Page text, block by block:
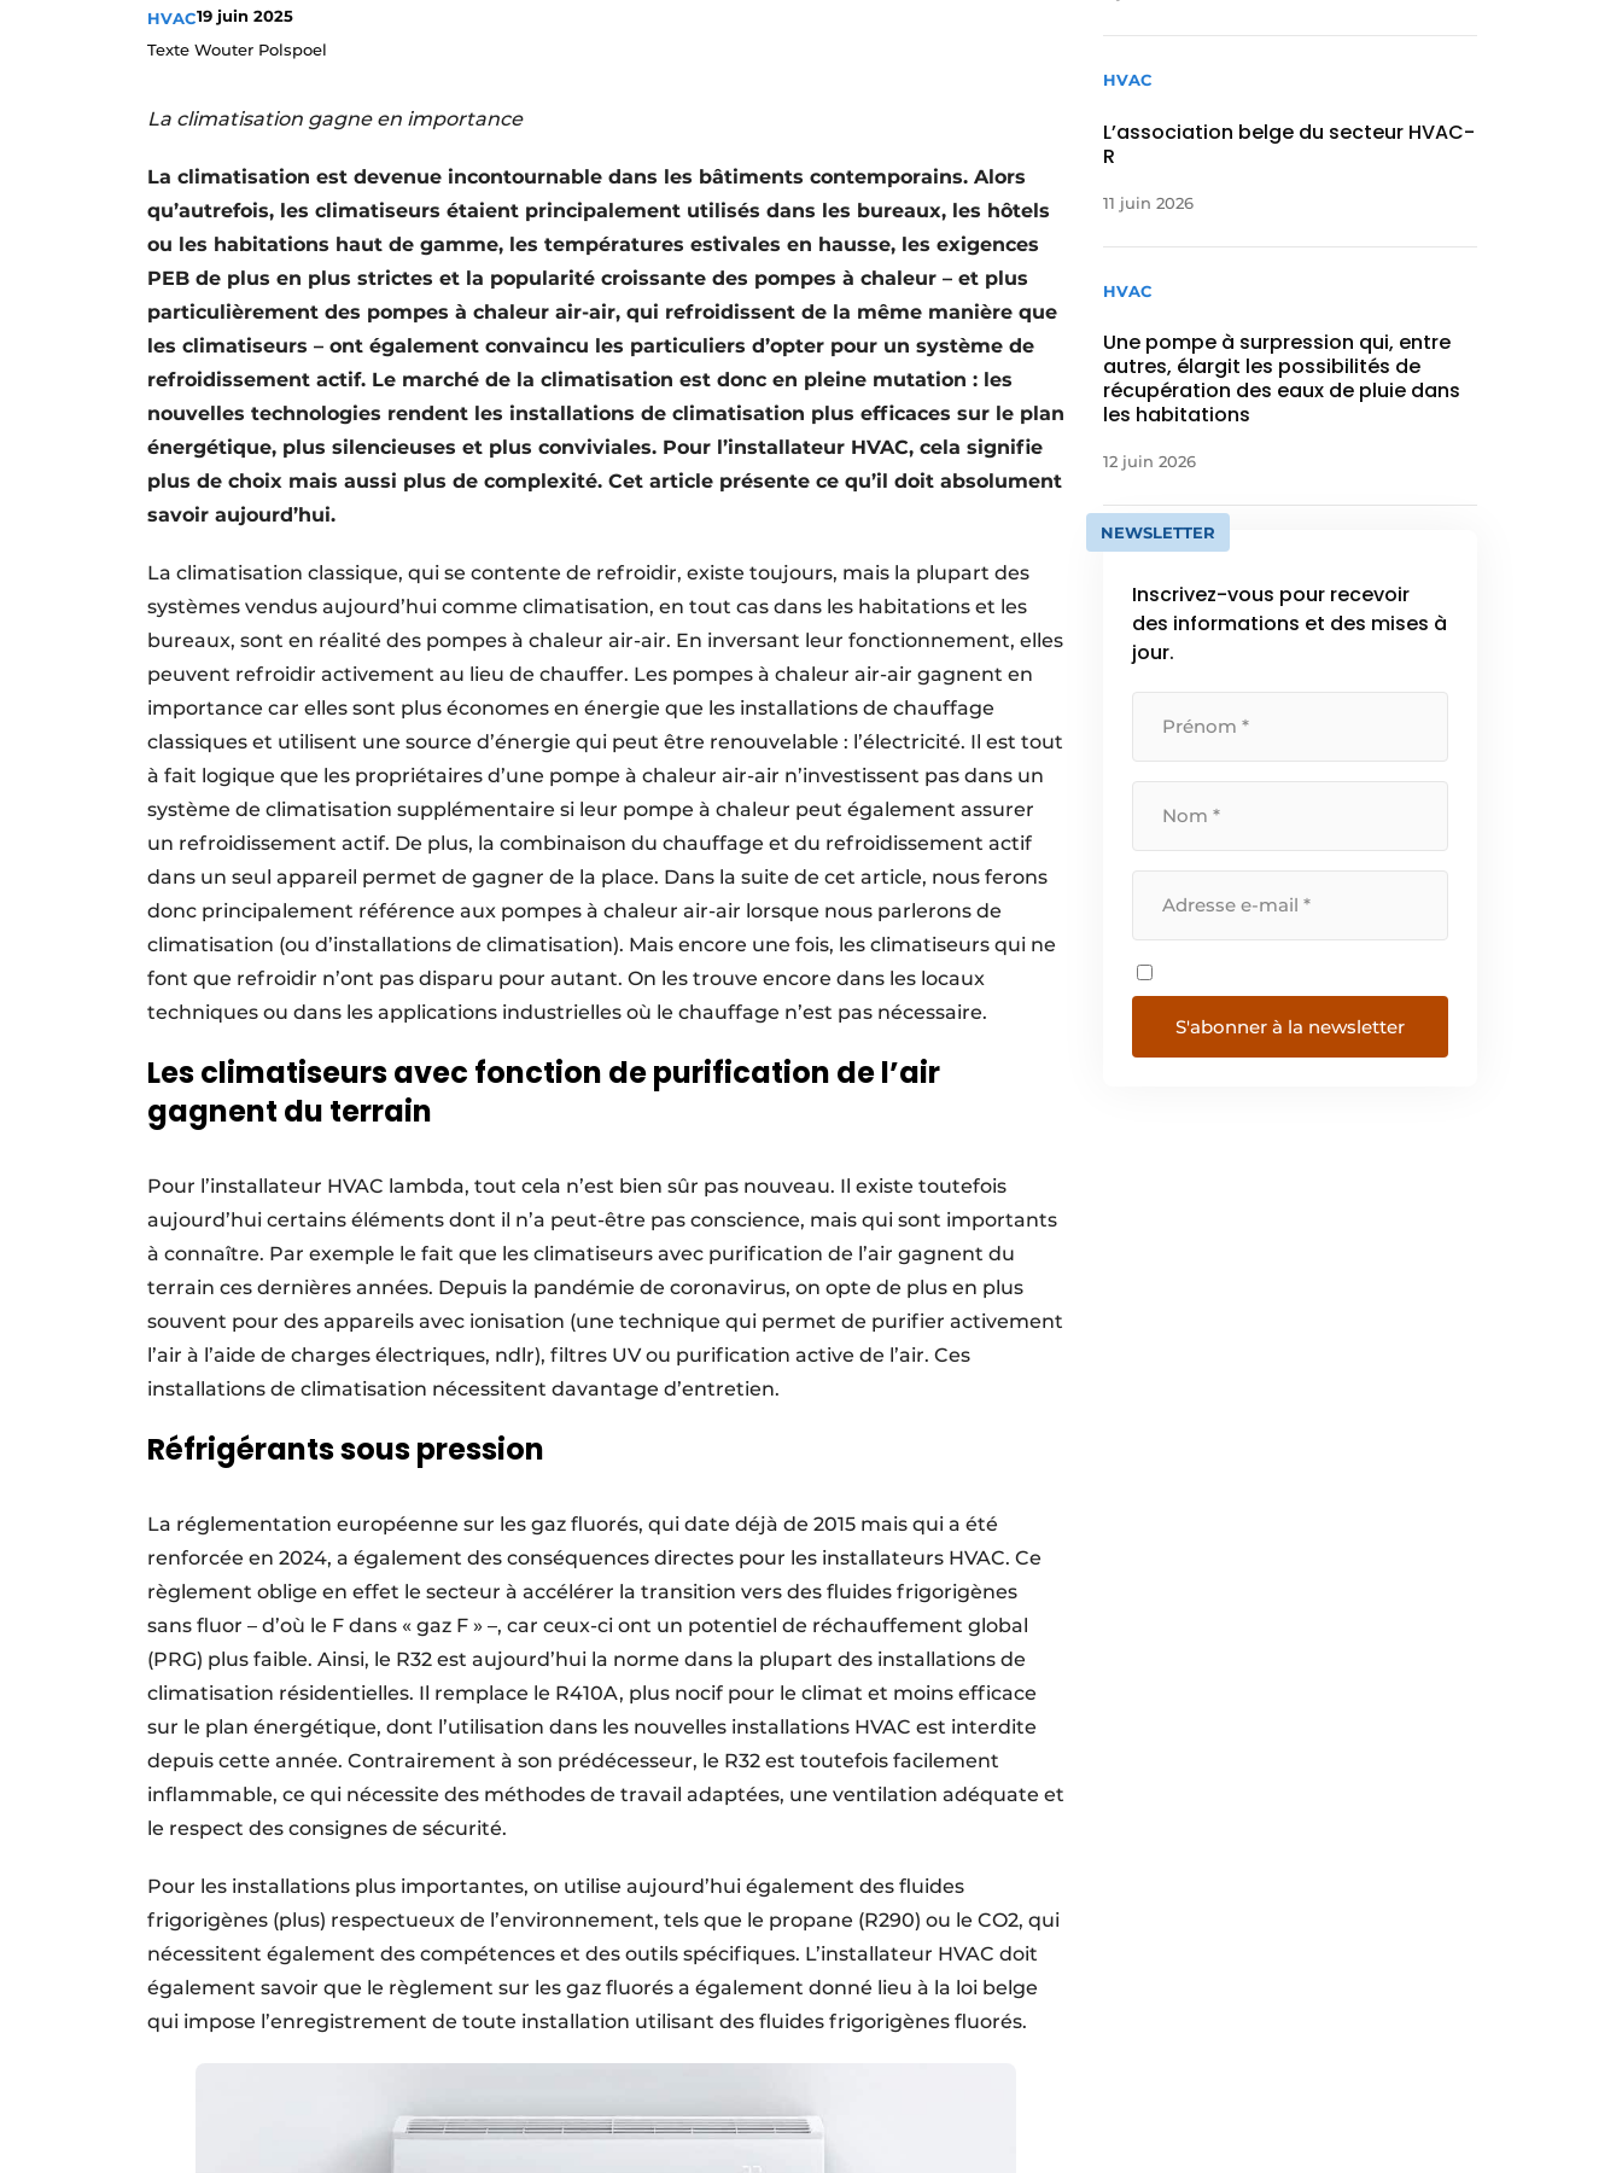
S’inscrire à l’événement
Termes et conditions
HVAC19 juin 2025
Texte Wouter Polspoel
La climatisation gagne en importance
La climatisation est devenue incontournable dans les bâtiments contemporains. Alors
qu’autrefois, les climatiseurs étaient principalement utilisés dans les bureaux, les hôtels
ou les habitations haut de gamme, les températures estivales en hausse, les exigences
PEB de plus en plus strictes et la popularité croissante des pompes à chaleur – et plus
particulièrement des pompes à chaleur air-air, qui refroidissent de la même manière que
les climatiseurs – ont également convaincu les particuliers d’opter pour un système de
refroidissement actif. Le marché de la climatisation est donc en pleine mutation : les
nouvelles technologies rendent les installations de climatisation plus efficaces sur le plan
énergétique, plus silencieuses et plus conviviales. Pour l’installateur HVAC, cela signifie
plus de choix mais aussi plus de complexité. Cet article présente ce qu’il doit absolument
savoir aujourd’hui.
La climatisation classique, qui se contente de refroidir, existe toujours, mais la plupart des
systèmes vendus aujourd’hui comme climatisation, en tout cas dans les habitations et les
bureaux, sont en réalité des pompes à chaleur air-air. En inversant leur fonctionnement, elles
peuvent refroidir activement au lieu de chauffer. Les pompes à chaleur air-air gagnent en
importance car elles sont plus économes en énergie que les installations de chauffage
classiques et utilisent une source d’énergie qui peut être renouvelable : l’électricité. Il est tout
à fait logique que les propriétaires d’une pompe à chaleur air-air n’investissent pas dans un
système de climatisation supplémentaire si leur pompe à chaleur peut également assurer
un refroidissement actif. De plus, la combinaison du chauffage et du refroidissement actif
dans un seul appareil permet de gagner de la place. Dans la suite de cet article, nous ferons
donc principalement référence aux pompes à chaleur air-air lorsque nous parlerons de
climatisation (ou d’installations de climatisation). Mais encore une fois, les climatiseurs qui ne
font que refroidir n’ont pas disparu pour autant. On les trouve encore dans les locaux
techniques ou dans les applications industrielles où le chauffage n’est pas nécessaire.
Les climatiseurs avec fonction de purification de l’air
gagnent du terrain
Pour l’installateur HVAC lambda, tout cela n’est bien sûr pas nouveau. Il existe toutefois
aujourd’hui certains éléments dont il n’a peut-être pas conscience, mais qui sont importants
à connaître. Par exemple le fait que les climatiseurs avec purification de l’air gagnent du
terrain ces dernières années. Depuis la pandémie de coronavirus, on opte de plus en plus
souvent pour des appareils avec ionisation (une technique qui permet de purifier activement
l’air à l’aide de charges électriques, ndlr), filtres UV ou purification active de l’air. Ces
installations de climatisation nécessitent davantage d’entretien.
Réfrigérants sous pression
La réglementation européenne sur les gaz fluorés, qui date déjà de 2015 mais qui a été
renforcée en 2024, a également des conséquences directes pour les installateurs HVAC. Ce
règlement oblige en effet le secteur à accélérer la transition vers des fluides frigorigènes
sans fluor – d’où le F dans « gaz F » –, car ceux-ci ont un potentiel de réchauffement global
(PRG) plus faible. Ainsi, le R32 est aujourd’hui la norme dans la plupart des installations de
climatisation résidentielles. Il remplace le R410A, plus nocif pour le climat et moins efficace
sur le plan énergétique, dont l’utilisation dans les nouvelles installations HVAC est interdite
depuis cette année. Contrairement à son prédécesseur, le R32 est toutefois facilement
inflammable, ce qui nécessite des méthodes de travail adaptées, une ventilation adéquate et
le respect des consignes de sécurité.
Pour les installations plus importantes, on utilise aujourd’hui également des fluides
frigorigènes (plus) respectueux de l’environnement, tels que le propane (R290) ou le CO2, qui
nécessitent également des compétences et des outils spécifiques. L’installateur HVAC doit
également savoir que le règlement sur les gaz fluorés a également donné lieu à la loi belge
qui impose l’enregistrement de toute installation utilisant des fluides frigorigènes fluorés.
HVAC
L’association belge du secteur HVAC-
R
11 juin 2026
HVAC
Une pompe à surpression qui, entre
autres, élargit les possibilités de
récupération des eaux de pluie dans
les habitations
12 juin 2026
NEWSLETTER
Inscrivez-vous pour recevoir
des informations et des mises à
jour.